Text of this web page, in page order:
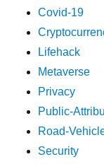
Covid-19
Lifehack
Metaverse
Privacy
Public-
Road-
Security